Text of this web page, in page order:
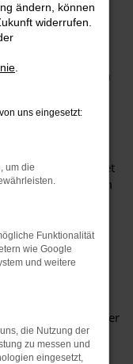
der Qualität
möchte, landet
Vor allem
Fahrzeug
den enormen
dass jeder Škoda
wird. Zu
Škoda Kamiq
sie nach eigenen
und welche
wir Ihnen in der
Seite und bringen
mit ein.
ändern, können
widerrufen.
uns eingesetzt:
um die
Funktionalität
wie Google
und weitere
die Nutzung der
zu messen und
eingesetzt,